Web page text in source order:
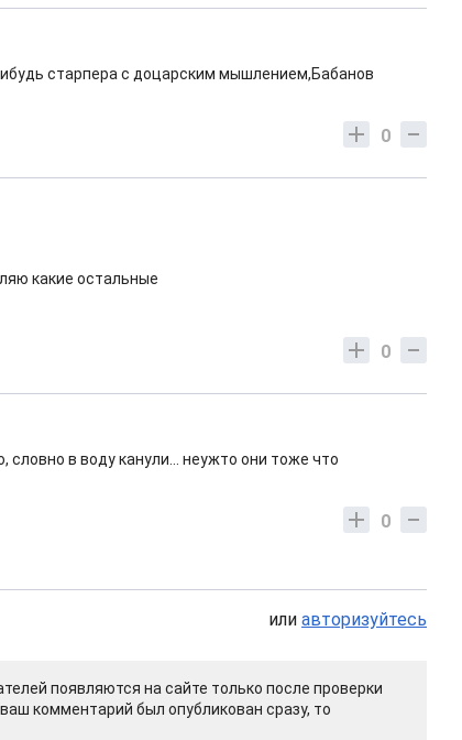
старпера с доцарским мышлением,Бабанов
0
какие остальные
0
в воду канули... неужто они тоже что
0
или авторизуйтесь
появляются на сайте только после проверки
комментарий был опубликован сразу, то